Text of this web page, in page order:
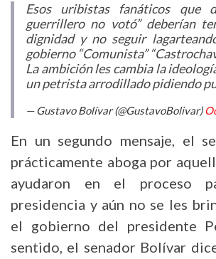
Esos uribistas fanáticos que
guerrillero no votó” deberían
dignidad y no seguir
gobierno “Comunista”
La ambición les cambia la
un petrista arrodillado pidiendo
— Gustavo Bolívar (@GustavoBolivar)
En un segundo mensaje, el
prácticamente aboga por
ayudaron en el proceso
presidencia y aún no se les
el gobierno del presidente
sentido, el senador Bolívar